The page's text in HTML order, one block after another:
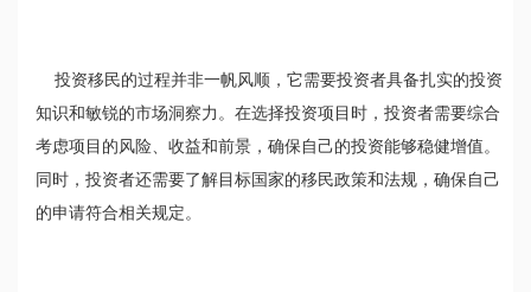
投资移民的过程并非一帆风顺，它需要投资者具备扎实的投资
知识和敏锐的市场洞察力。在选择投资项目时，投资者需要综合
考虑项目的风险、收益和前景，确保自己的投资能够稳健增值。
同时，投资者还需要了解目标国家的移民政策和法规，确保自己
的申请符合相关规定。